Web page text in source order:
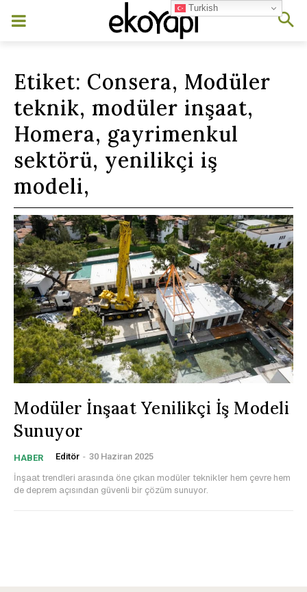
Etiket: Consera, Modüler
teknik, modüler inşaat,
Homera, gayrimenkul
sektörü, yenilikçi iş
modeli,
Modüler İnşaat Yenilikçi İş Modeli
Sunuyor
HABER Editör - 30 Haziran 2025
İnşaat trendleri arasında öne çıkan modüler teknikler hem çevre hem
de deprem açısından güvenli bir çözüm sunuyor.
Turkish